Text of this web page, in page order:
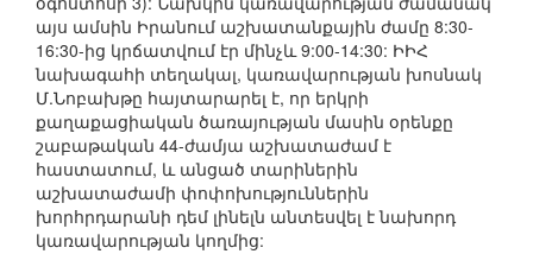
այս ամսին Իրանում աշխատանքային ժամը 8:30-
16:30-ից կրճատվում էր մինչև 9:00-14:30: ԻԻՀ
նախագահի տեղակալ, կառավարության խոսնակ
Մ.Նոբախթը հայտարարել է, որ երկրի
քաղաքացիական ծառայության մասին օրենքը
շաբաթական 44-ժամյա աշխատաժամ է
հաստատում, և անցած տարիներին
աշխատաժամի փոփոխություններին
խորհրդարանի դեմ լինելն անտեսվել է նախորդ
կառավարության կողմից: